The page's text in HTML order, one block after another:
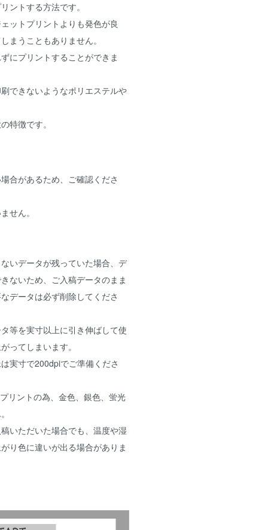
ントする方法です。
ットプリントよりも発色が良
まうこともありません。
にプリントすることができま
できないようなポリエステルや
特徴です。
合があるため、ご確認くださ
せん。
いデータが残っていた場合、デ
ないため、ご入稿データのまま
データは必ず削除してくださ
等を実寸以上に引き伸ばして使
ってしまいます。
実寸で200dpiでご準備くださ
リントの為、金色、銀色、蛍光
いただいた場合でも、温度や湿
り色に違いが出る場合がありま